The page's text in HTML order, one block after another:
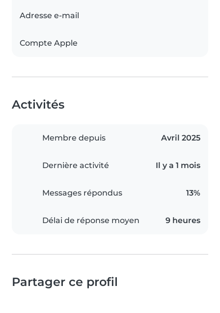
Adresse e-mail
Compte Apple
Activités
Membre depuis Avril 2025
Dernière activité Il y a 1 mois
Messages répondus 13%
Délai de réponse moyen 9 heures
Partager ce profil